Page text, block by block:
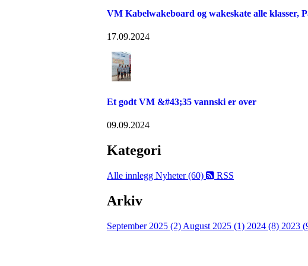
VM Kabelwakeboard og wakeskate alle klasser,
17.09.2024
Et godt VM &#43;35 vannski er over
09.09.2024
Kategori
Alle innlegg Nyheter (60) RSS
Arkiv
September 2025 (2) August 2025 (1) 2024 (8) 2023